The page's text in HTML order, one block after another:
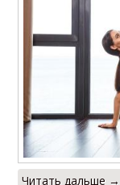
Читать дальше →